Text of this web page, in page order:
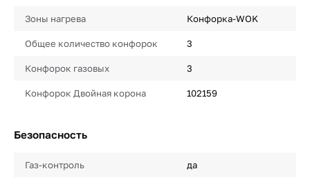
Зоны нагрева Конфорка-WOK
Общее количество конфорок 3
Конфорок газовых 3
Конфорок Двойная корона 102159
Безопасность
Газ-контроль да